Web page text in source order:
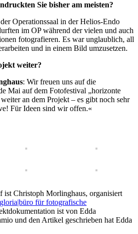
Sie bisher am meisten?
Operationssaal in der Helios-Endo
im OP während der vielen und auch
fotografieren. Es war unglaublich, all
und in einem Bild umzusetzen.
weiter?
: Wir freuen uns auf die
Mai auf dem Fotofestival „horizonte
an dem Projekt – es gibt noch sehr
Für Ideen sind wir offen.«
ist Christoph Morlinghaus, organisiert
für fotografische
ist von Edda
und den Artikel geschrieben hat Edda